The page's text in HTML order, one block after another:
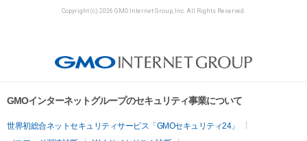
Copyright (c) 2026 GMO Internet Group, Inc. All Rights Reserved.
GMOインターネットグループのセキュリティ事業について
世界初総合ネットセキュリティサービス「GMOセキュリティ24」